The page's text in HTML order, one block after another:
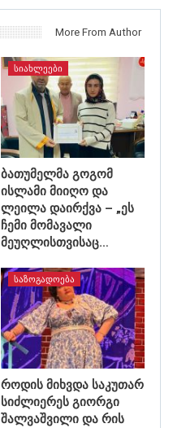
More From Author
ᲡᲘᲐᲮᲚᲔᲔᲑᲘ
ბათუმელმა გოგომ
ისლამი მიიღო და
ლეილა დაირქვა – „ეს
ჩემი მომავალი
მეუღლისთვისაც…
ᲡᲐᲖᲝᲒᲐᲓᲝᲔᲑᲐ
როდის მიხვდა საკუთარ
სიძლიერეს გიორგი
შალვაშვილი და რის